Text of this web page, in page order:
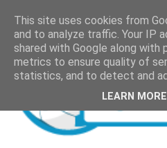
This site uses cookies from
and to analyze traffic. Your IP
shared with Google along with
metrics to ensure quality of
statistics, and to detect and
LEARN MORE